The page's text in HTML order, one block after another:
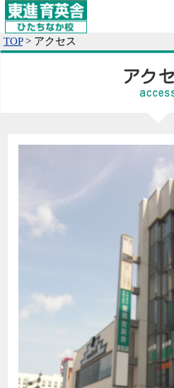
TOP> アクセス